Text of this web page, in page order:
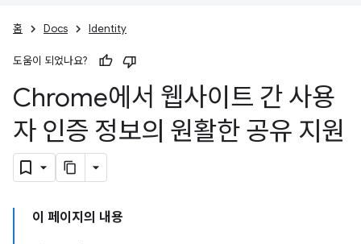
홈 Docs Identity
도움이 되었나요?
Chrome에서 웹사이트 간 사용
자 인증 정보의 원활한 공유 지원
이 페이지의 내용